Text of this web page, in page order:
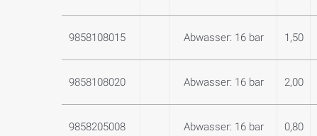
9858108015 Abwasser: 16 bar 1,50
9858108020 Abwasser: 16 bar 2,00
9858205008 Abwasser: 16 bar 0,80